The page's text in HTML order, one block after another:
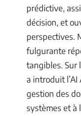
prédictive,
décision, et
perspectives.
fulgurante
tangibles. Sur
a introduit l’AI
gestion des
systèmes et à